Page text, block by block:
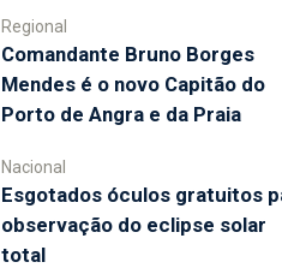
Regional
Comandante Bruno Borges
Mendes é o novo Capitão do
Porto de Angra e da Praia
Nacional
Esgotados óculos gratuitos
observação do eclipse solar
total